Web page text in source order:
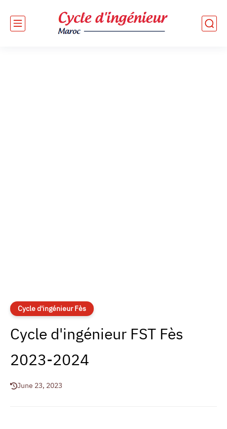
Cycle d'ingénieur Fès
Cycle d'ingénieur FST Fès
2023-2024
June 23, 2023